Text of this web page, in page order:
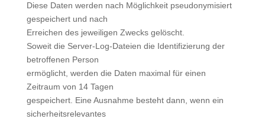
Diese Daten werden nach Möglichkeit pseudonymisiert
gespeichert und nach
Erreichen des jeweiligen Zwecks gelöscht.
Soweit die Server-Log-Dateien die Identifizierung der
betroffenen Person
ermöglicht, werden die Daten maximal für einen
Zeitraum von 14 Tagen
gespeichert. Eine Ausnahme besteht dann, wenn ein
sicherheitsrelevantes